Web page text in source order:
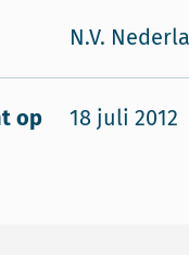
N.V.
op 18 juli 2012